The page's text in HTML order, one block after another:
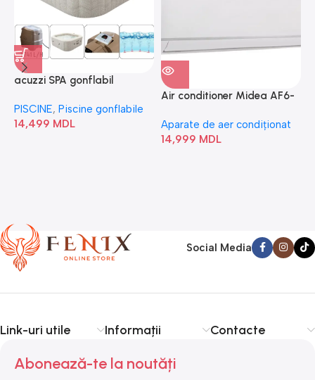
acuzzi SPA gonflabil
Bubble” 28446
PISCINE, Piscine gonflabile
14,499 MDL
Air conditioner Midea AF6-
Aparate de aer condiționat
14,999 MDL
Social Media
Link-uri utile Informații Contacte
Abonează-te la noutăți